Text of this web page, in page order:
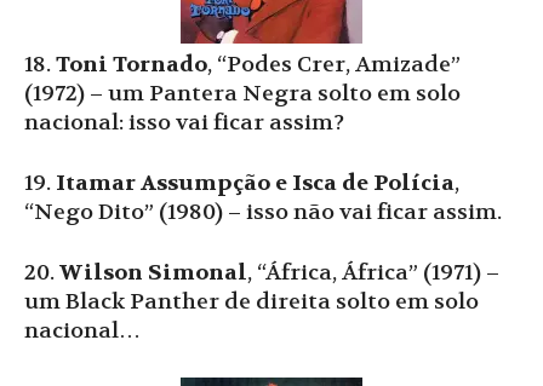
18.Toni Tornado, “Podes Crer, Amizade”
(1972) – um Pantera Negra solto em solo
nacional: isso vai ficar assim?
19. Itamar Assumpção e Isca de Polícia,
“Nego Dito” (1980) – isso não vai ficar assim.
20.Wilson Simonal, “África, África” (1971) –
um Black Panther de direita solto em solo
nacional…